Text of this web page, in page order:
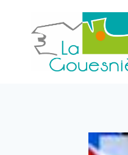
contenu